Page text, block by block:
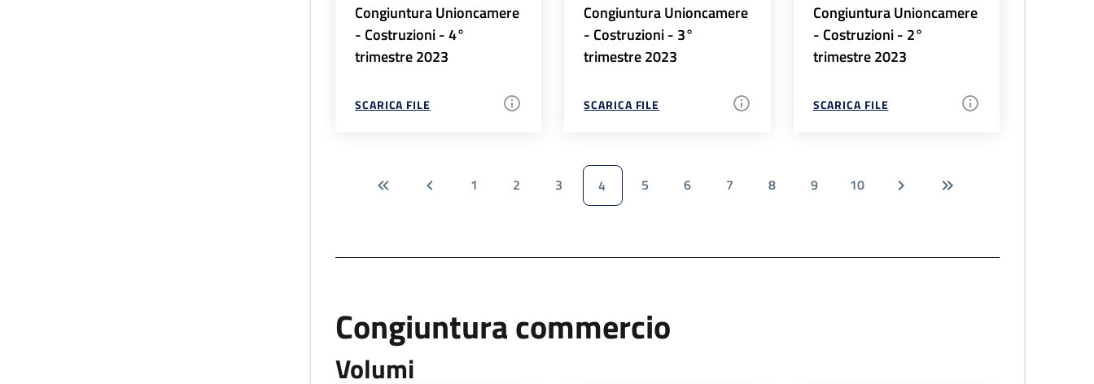
Congiuntura Unioncamere
- Costruzioni - 4°
trimestre 2023
SCARICA FILE
Congiuntura Unioncamere
- Costruzioni - 3°
trimestre 2023
SCARICA FILE
Congiuntura Unioncamere
- Costruzioni - 2°
trimestre 2023
SCARICA FILE
1 2 3 4 5 6 7 8 9 10
Congiuntura commercio
Volumi